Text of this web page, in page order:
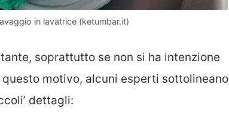
in lavatrice (ketumbar.it)
soprattutto se non si ha intenzione
questo motivo, alcuni esperti sottolineano
dettagli: